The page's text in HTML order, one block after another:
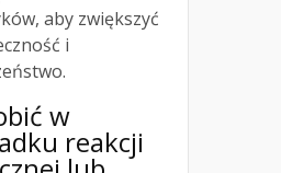
aby zwiększyć
i
w
reakcji